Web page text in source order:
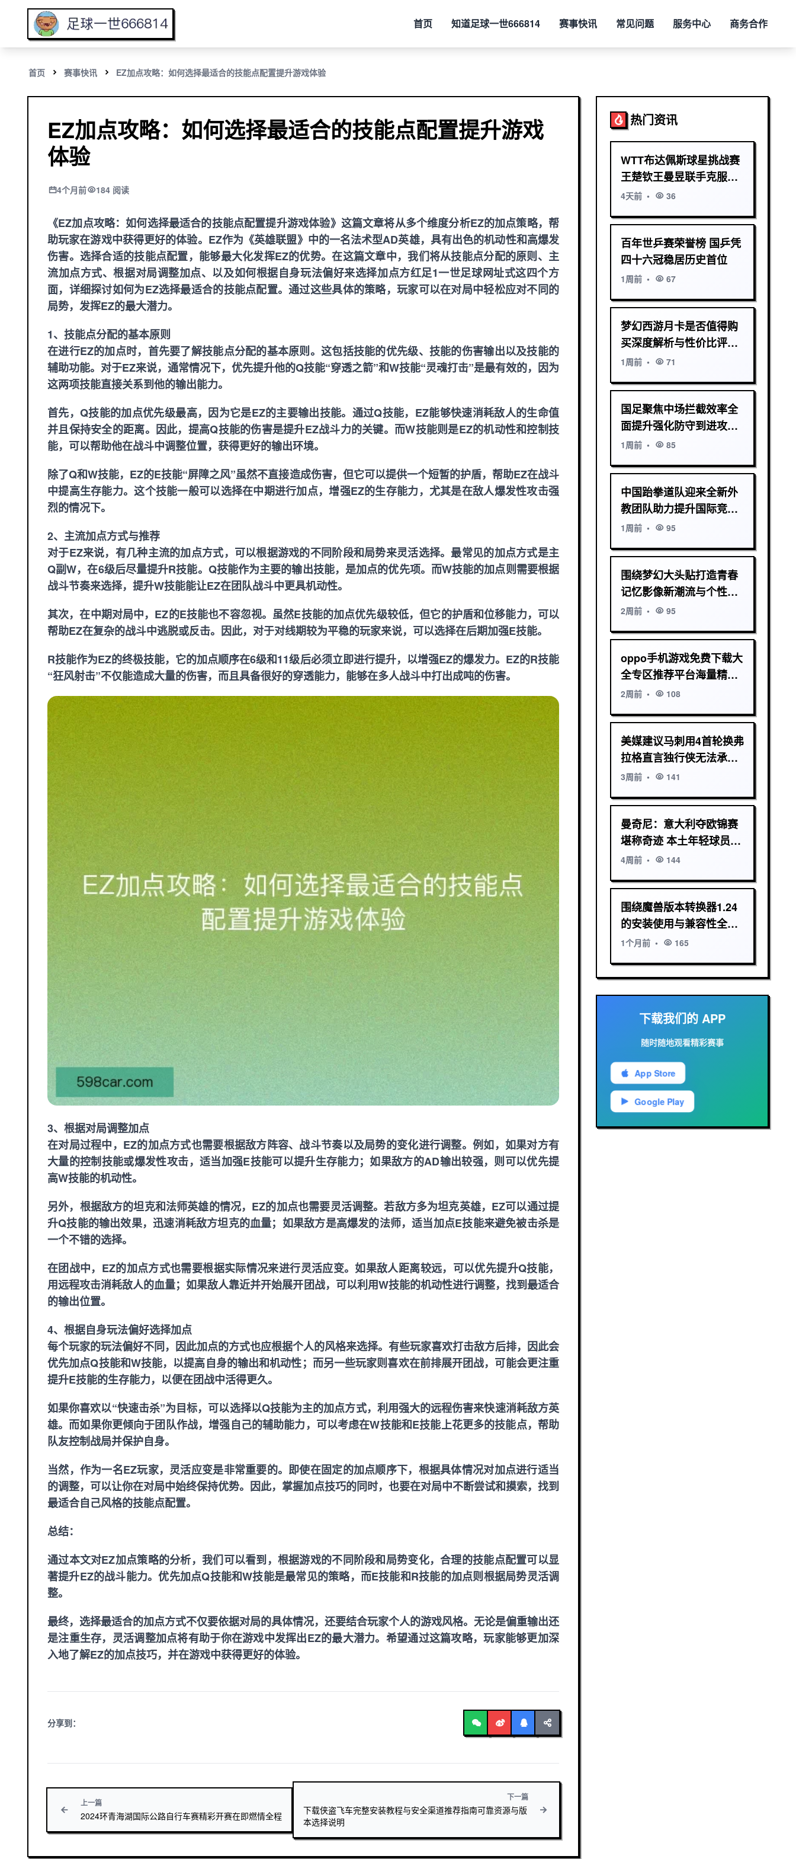
首页 知道足球一世666814 赛事快讯 常见问题 服务中心 商务合作
首页 赛事快讯 EZ加点攻略：如何选择最适合的技能点配置提升游戏体验
EZ加点攻略：如何选择最适合的技能点配置提升游戏
体验
4个月前 184 阅读
《EZ加点攻略：如何选择最适合的技能点配置提升游戏体验》这篇文章将从多个维度分析EZ的加点策略，帮
助玩家在游戏中获得更好的体验。EZ作为《英雄联盟》中的一名法术型AD英雄，具有出色的机动性和高爆发
伤害。选择合适的技能点配置，能够最大化发挥EZ的优势。在这篇文章中，我们将从技能点分配的原则、主
流加点方式、根据对局调整加点、以及如何根据自身玩法偏好来选择加点方红足1一世足球网址式这四个方
面，详细探讨如何为EZ选择最适合的技能点配置。通过这些具体的策略，玩家可以在对局中轻松应对不同的
局势，发挥EZ的最大潜力。
1、技能点分配的基本原则
在进行EZ的加点时，首先要了解技能点分配的基本原则。这包括技能的优先级、技能的伤害输出以及技能的
辅助功能。对于EZ来说，通常情况下，优先提升他的Q技能“穿透之箭”和W技能“灵魂打击”是最有效的，因为
这两项技能直接关系到他的输出能力。
首先，Q技能的加点优先级最高，因为它是EZ的主要输出技能。通过Q技能，EZ能够快速消耗敌人的生命值
并且保持安全的距离。因此，提高Q技能的伤害是提升EZ战斗力的关键。而W技能则是EZ的机动性和控制技
能，可以帮助他在战斗中调整位置，获得更好的输出环境。
除了Q和W技能，EZ的E技能“屏障之风”虽然不直接造成伤害，但它可以提供一个短暂的护盾，帮助EZ在战斗
中提高生存能力。这个技能一般可以选择在中期进行加点，增强EZ的生存能力，尤其是在敌人爆发性攻击强
烈的情况下。
2、主流加点方式与推荐
对于EZ来说，有几种主流的加点方式，可以根据游戏的不同阶段和局势来灵活选择。最常见的加点方式是主
Q副W，在6级后尽量提升R技能。Q技能作为主要的输出技能，是加点的优先项。而W技能的加点则需要根据
战斗节奏来选择，提升W技能能让EZ在团队战斗中更具机动性。
其次，在中期对局中，EZ的E技能也不容忽视。虽然E技能的加点优先级较低，但它的护盾和位移能力，可以
帮助EZ在复杂的战斗中逃脱或反击。因此，对于对线期较为平稳的玩家来说，可以选择在后期加强E技能。
R技能作为EZ的终极技能，它的加点顺序在6级和11级后必须立即进行提升，以增强EZ的爆发力。EZ的R技能
“狂风射击”不仅能造成大量的伤害，而且具备很好的穿透能力，能够在多人战斗中打出成吨的伤害。
3、根据对局调整加点
在对局过程中，EZ的加点方式也需要根据敌方阵容、战斗节奏以及局势的变化进行调整。例如，如果对方有
大量的控制技能或爆发性攻击，适当加强E技能可以提升生存能力；如果敌方的AD输出较强，则可以优先提
高W技能的机动性。
另外，根据敌方的坦克和法师英雄的情况，EZ的加点也需要灵活调整。若敌方多为坦克英雄，EZ可以通过提
升Q技能的输出效果，迅速消耗敌方坦克的血量；如果敌方是高爆发的法师，适当加点E技能来避免被击杀是
一个不错的选择。
在团战中，EZ的加点方式也需要根据实际情况来进行灵活应变。如果敌人距离较远，可以优先提升Q技能，
用远程攻击消耗敌人的血量；如果敌人靠近并开始展开团战，可以利用W技能的机动性进行调整，找到最适合
的输出位置。
4、根据自身玩法偏好选择加点
每个玩家的玩法偏好不同，因此加点的方式也应根据个人的风格来选择。有些玩家喜欢打击敌方后排，因此会
优先加点Q技能和W技能，以提高自身的输出和机动性；而另一些玩家则喜欢在前排展开团战，可能会更注重
提升E技能的生存能力，以便在团战中活得更久。
如果你喜欢以“快速击杀”为目标，可以选择以Q技能为主的加点方式，利用强大的远程伤害来快速消耗敌方英
雄。而如果你更倾向于团队作战，增强自己的辅助能力，可以考虑在W技能和E技能上花更多的技能点，帮助
队友控制战局并保护自身。
当然，作为一名EZ玩家，灵活应变是非常重要的。即使在固定的加点顺序下，根据具体情况对加点进行适当
的调整，可以让你在对局中始终保持优势。因此，掌握加点技巧的同时，也要在对局中不断尝试和摸索，找到
最适合自己风格的技能点配置。
总结：
通过本文对EZ加点策略的分析，我们可以看到，根据游戏的不同阶段和局势变化，合理的技能点配置可以显
著提升EZ的战斗能力。优先加点Q技能和W技能是最常见的策略，而E技能和R技能的加点则根据局势灵活调
整。
最终，选择最适合的加点方式不仅要依据对局的具体情况，还要结合玩家个人的游戏风格。无论是偏重输出还
是注重生存，灵活调整加点将有助于你在游戏中发挥出EZ的最大潜力。希望通过这篇攻略，玩家能够更加深
入地了解EZ的加点技巧，并在游戏中获得更好的体验。
分享到：
上一篇
2024环青海湖国际公路自行车赛精彩开赛在即燃情全程
下一篇
下载侠盗飞车完整安装教程与安全渠道推荐指南可靠资源与版
本选择说明
热门资讯
WTT布达佩斯球星挑战赛
王楚钦王曼昱联手克服重
重挑战
4天前 • 36
百年世乒赛荣誉榜 国乒凭
四十六冠稳居历史首位
1周前 • 67
梦幻西游月卡是否值得购
买深度解析与性价比评估
玩家必看长期收益分析
1周前 • 71
国足聚焦中场拦截效率全
面提升强化防守到进攻转
换速度备战策略新
1周前 • 85
中国跆拳道队迎来全新外
教团队助力提升国际竞技
水平
1周前 • 95
围绕梦幻大头贴打造青春
记忆影像新潮流与个性创
意自拍体验平台升级计划
2周前 • 95
oppo手机游戏免费下载大
全专区推荐平台海量精品
资源畅玩指南
2周前 • 108
美媒建议马刺用4首轮换弗
拉格直言独行侠无法承担
此赌注
3周前 • 141
曼奇尼：意大利夺欧锦赛
堪称奇迹 本土年轻球员比
低水平外援更重要
4周前 • 144
围绕魔兽版本转换器1.24
的安装使用与兼容性全面
解析指南详解
1个月前 • 165
下载我们的 APP
随时随地观看精彩赛事
App Store
Google Play